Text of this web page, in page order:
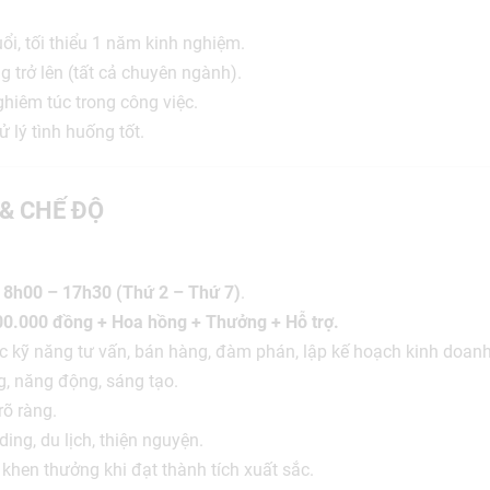
tối thiểu 1 năm kinh nghiệm.
trở lên (tất cả chuyên ngành).
túc trong công việc.
lý tình huống tốt.
CHẾ ĐỘ
8h00 – 17h30 (Thứ 2 – Thứ 7).
đồng + Hoa hồng + Thưởng + Hỗ trợ.
kỹ năng tư vấn, bán hàng, đàm phán, lập kế hoạch kinh
năng động, sáng tạo.
ràng.
du lịch, thiện nguyện.
thưởng khi đạt thành tích xuất sắc.